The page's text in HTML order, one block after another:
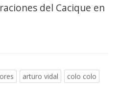
del Cacique en
arturo vidal
colo colo